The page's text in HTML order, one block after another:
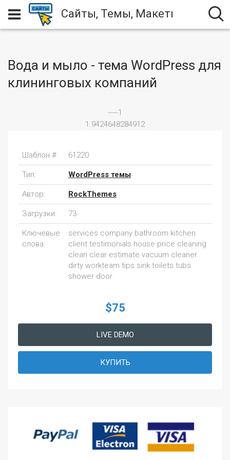
Сайты, Темы, Макеты
Вода и мыло - тема WordPress для
клининговых компаний
-----1
1.9424648284912
Шаблон # 61220
Тип: WordPress темы
Автор: RockThemes
Загрузки: 73
Ключевые
слова:
services company bathroom kitchen
client testimonials house price cleaning
clean clear estimate vacuum cleaner
dirty workteam tips sink toilets tubs
shower door
$75
LIVE DEMO
КУПИТЬ